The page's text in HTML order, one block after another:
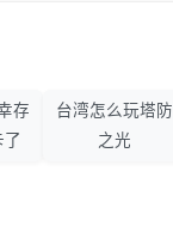
存
台湾怎么玩塔防
之光